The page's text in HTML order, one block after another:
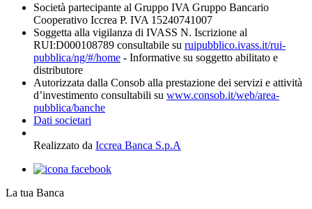
Società partecipante al Gruppo IVA Gruppo Bancario
Cooperativo Iccrea P. IVA 15240741007
Soggetta alla vigilanza di IVASS N. Iscrizione al
RUI:D000108789 consultabile su ruipubblico.ivass.it/rui-
pubblica/ng/#/home - Informative su soggetto abilitato e
distributore
Autorizzata dalla Consob alla prestazione dei servizi e attività
d’investimento consultabili su www.consob.it/web/area-
pubblica/banche
Dati societari
Realizzato da Iccrea Banca S.p.A
La tua Banca